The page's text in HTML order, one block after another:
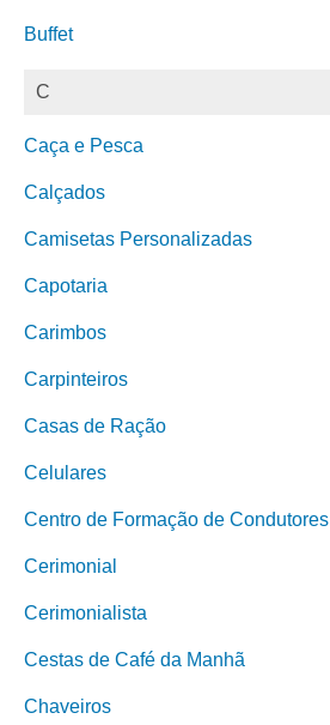
Buffet
C
Caça e Pesca
Calçados
Camisetas Personalizadas
Capotaria
Carimbos
Carpinteiros
Casas de Ração
Celulares
Centro de Formação de Condutores
Cerimonial
Cerimonialista
Cestas de Café da Manhã
Chaveiros